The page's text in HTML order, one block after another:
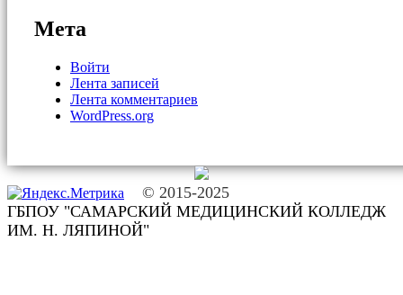
Мета
Войти
Лента записей
Лента комментариев
WordPress.org
© 2015-2025
ГБПОУ "САМАРСКИЙ МЕДИЦИНСКИЙ КОЛЛЕДЖ
ИМ. Н. ЛЯПИНОЙ"